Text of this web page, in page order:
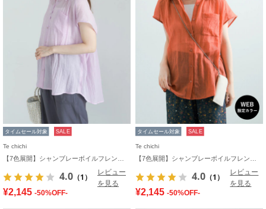
タイムセール対象 SALE
Te chichi
4.0 （1）
レビュー
を見る
¥2,145 -50%OFF-
タイムセール対象 SALE
Te chichi
4.0 （1）
レビュー
を見る
¥2,145 -50%OFF-